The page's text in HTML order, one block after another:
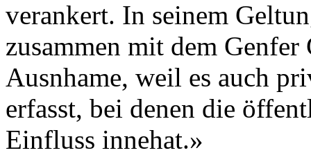
verankert. In seinem
zusammen mit dem Genfer
Ausnhame, weil es auch
erfasst, bei denen die
Einfluss innehat.»